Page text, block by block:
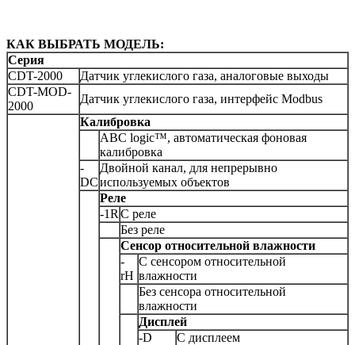
КАК ВЫБРАТЬ МОДЕЛЬ:
Серия
CDT-2000
Датчик углекислого газа, аналоговые выходы
CDT-MOD-
2000
Датчик углекислого газа, интерфейс Modbus
Калибровка
ABC logic™, автоматическая фоновая
калибровка
-
DC
Двойной канал, для непрерывно
используемых объектов
Реле
-1R С реле
Без реле
Сенсор относительной влажности
-
rH
С сенсором относительной
влажности
Без сенсора относительной
влажности
Дисплей
-D
С дисплеем